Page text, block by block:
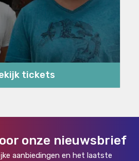
tickets
onze nieuwsbrief
aanbiedingen en het laatste